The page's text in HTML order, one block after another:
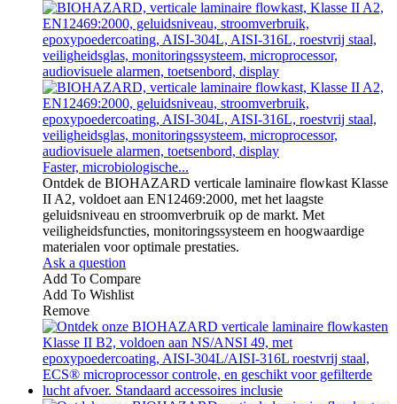
Faster, microbiologische...
Ontdek de BIOHAZARD verticale laminaire flowkast Klasse
II A2, voldoet aan EN12469:2000, met het laagste
geluidsniveau en stroomverbruik op de markt. Met
veiligheidsfuncties, monitoringssysteem en hoogwaardige
materialen voor optimale prestaties.
Ask a question
Add To Compare
Add To Wishlist
Remove